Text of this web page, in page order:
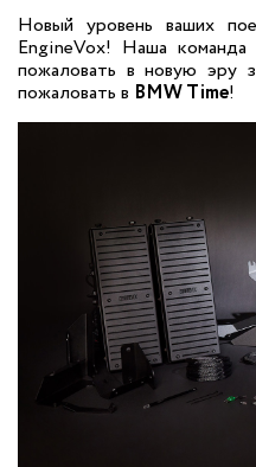
Новый уровень ваших
EngineVox! Наша
пожаловать в новую эру
пожаловать в BMW Time!